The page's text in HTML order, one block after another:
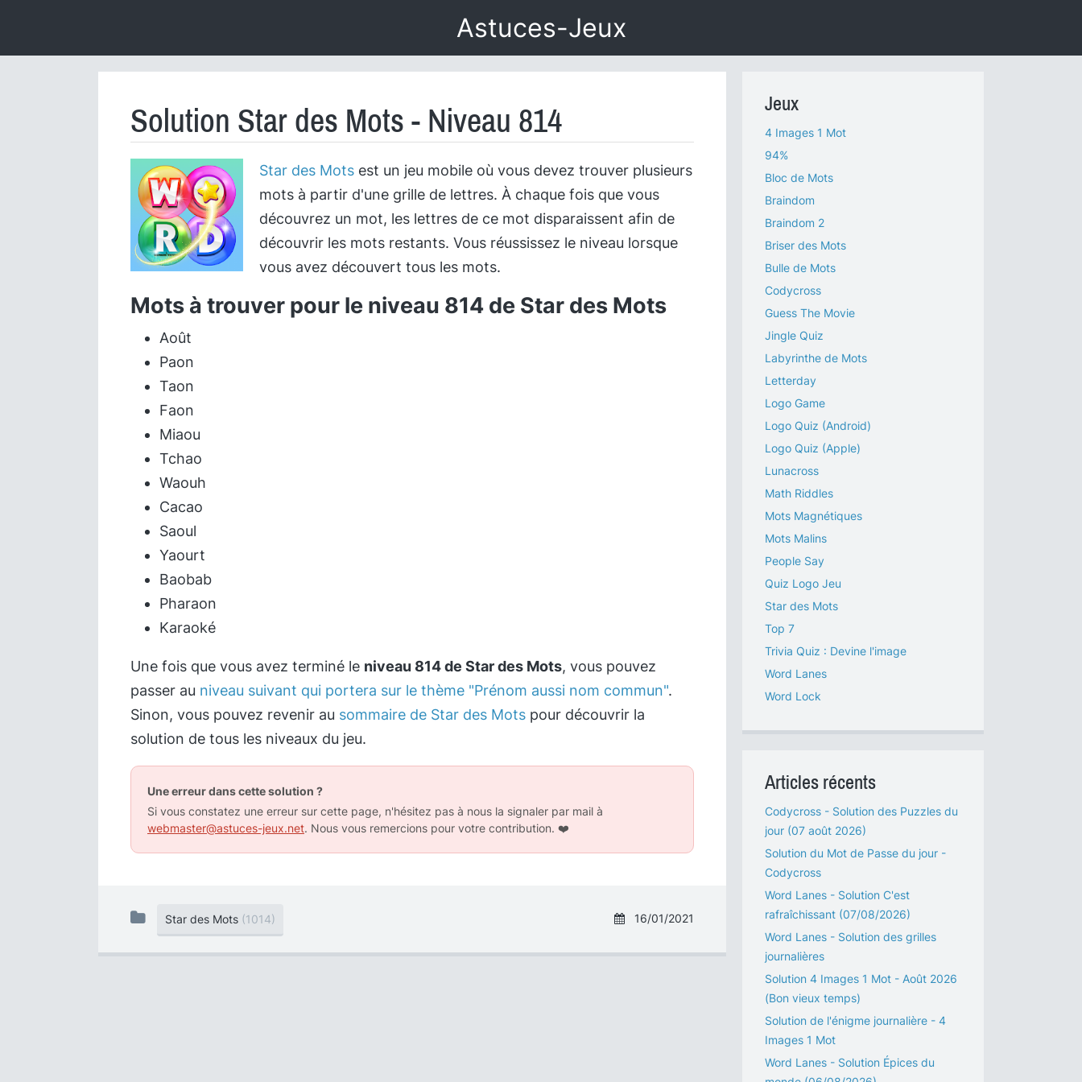
Astuces-Jeux
Solution Star des Mots - Niveau 814
Star des Mots est un jeu mobile où vous devez trouver plusieurs
mots à partir d'une grille de lettres. À chaque fois que vous
découvrez un mot, les lettres de ce mot disparaissent afin de
découvrir les mots restants. Vous réussissez le niveau lorsque
vous avez découvert tous les mots.
Mots à trouver pour le niveau 814 de Star des Mots
Août
Paon
Taon
Faon
Miaou
Tchao
Waouh
Cacao
Saoul
Yaourt
Baobab
Pharaon
Karaoké
Une fois que vous avez terminé le niveau 814 de Star des Mots, vous pouvez
passer au niveau suivant qui portera sur le thème "Prénom aussi nom commun".
Sinon, vous pouvez revenir au sommaire de Star des Mots pour découvrir la
solution de tous les niveaux du jeu.
Une erreur dans cette solution ?
Si vous constatez une erreur sur cette page, n'hésitez pas à nous la signaler par mail à
webmaster@astuces-jeux.net. Nous vous remercions pour votre contribution. ❤️
16/01/2021
Star des Mots (1014)
Jeux
4 Images 1 Mot
94%
Bloc de Mots
Braindom
Braindom 2
Briser des Mots
Bulle de Mots
Codycross
Guess The Movie
Jingle Quiz
Labyrinthe de Mots
Letterday
Logo Game
Logo Quiz (Android)
Logo Quiz (Apple)
Lunacross
Math Riddles
Mots Magnétiques
Mots Malins
People Say
Quiz Logo Jeu
Star des Mots
Top 7
Trivia Quiz : Devine l'image
Word Lanes
Word Lock
Articles récents
Codycross - Solution des Puzzles du
jour (07 août 2026)
Solution du Mot de Passe du jour -
Codycross
Word Lanes - Solution C'est
rafraîchissant (07/08/2026)
Word Lanes - Solution des grilles
journalières
Solution 4 Images 1 Mot - Août 2026
(Bon vieux temps)
Solution de l'énigme journalière - 4
Images 1 Mot
Word Lanes - Solution Épices du